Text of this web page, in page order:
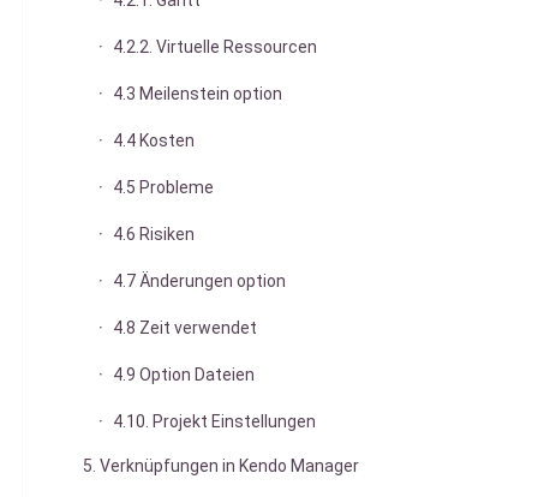
4.2.2. Virtuelle Ressourcen
4.3 Meilenstein option
4.4 Kosten
4.5 Probleme
4.6 Risiken
4.7 Änderungen option
4.8 Zeit verwendet
4.9 Option Dateien
4.10. Projekt Einstellungen
5. Verknüpfungen in Kendo Manager